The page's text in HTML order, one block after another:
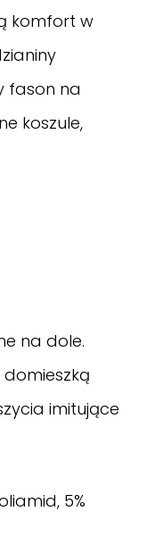
komfort w
fason na
koszule,
na dole.
domieszką
imitujące
5%